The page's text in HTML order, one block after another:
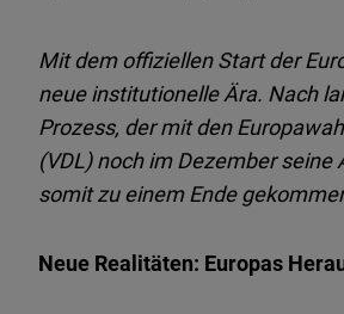
Mit dem offiziellen Start der
neue institutionelle Ära. Nach
Prozess, der mit den
(VDL) noch im Dezember
somit zu einem Ende
Neue Realitäten: Europas